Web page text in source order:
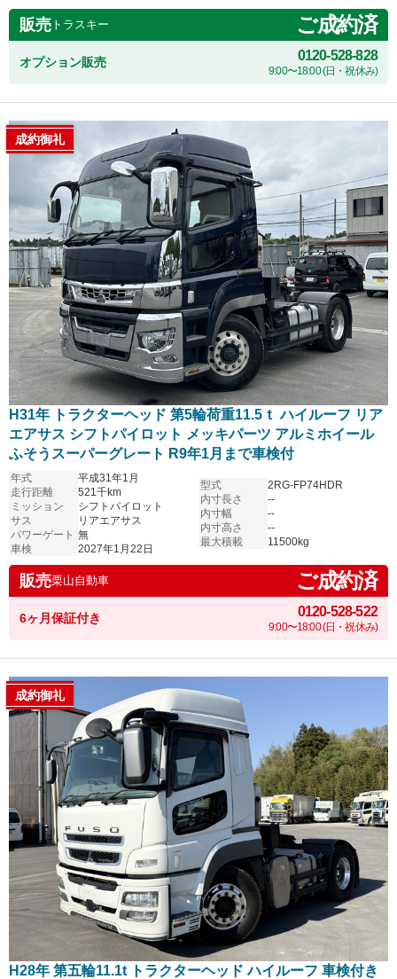
販売 トラスキー ご成約済
オプション販売 0120-528-828
9:00〜18:00 (日・祝休み)
成約御礼
H31年 トラクターヘッド 第5輪荷重11.5ｔ ハイルーフ リア
エアサス シフトパイロット メッキパーツ アルミホイール
ふそうスーパーグレート R9年1月まで車検付
年式
平成31年1月
走行距離
521千km
ミッション
シフトパイロット
サス
リアエアサス
パワーゲート 無
車検
2027年1月22日
型式
2RG-FP74HDR
内寸長さ
--
内寸幅
--
内寸高さ
--
最大積載
11500kg
販売栗山自動車 ご成約済
6ヶ月保証付き 0120-528-522
9:00〜18:00 (日・祝休み)
成約御礼
H28年 第五輪11.1t トラクターヘッド ハイルーフ 車検付き